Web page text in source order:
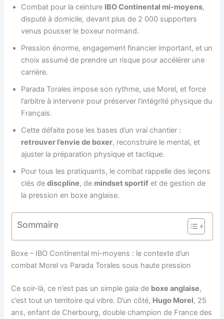
Combat pour la ceinture IBO Continental mi-moyens,
disputé à domicile, devant plus de 2 000 supporters
venus pousser le boxeur normand.
Pression énorme, engagement financier important, et un
choix assumé de prendre un risque pour accélérer une
carrière.
Parada Torales impose son rythme, use Morel, et force
l’arbitre à intervenir pour préserver l’intégrité physique du
Français.
Cette défaite pose les bases d’un vrai chantier :
retrouver l’envie de boxer, reconstruire le mental, et
ajuster la préparation physique et tactique.
Pour tous les pratiquants, le combat rappelle des leçons
clés dediscpline, de mindset sportif et de gestion de
la pression en boxe anglaise.
Sommaire
Boxe – IBO Continental mi-moyens : le contexte d’un
combat Morel vs Parada Torales sous haute pression
Ce soir-là, ce n’est pas un simple gala de boxe anglaise,
c’est tout un territoire qui vibre. D’un côté, Hugo Morel, 25
ans, enfant de Cherbourg, double champion de France des